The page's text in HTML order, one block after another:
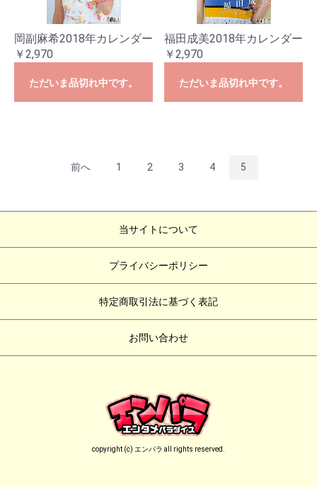
岡副麻希2018年カレンダー
￥2,970
ただいま品切れ中です。
福田成美2018年カレンダー
￥2,970
ただいま品切れ中です。
前へ 1 2 3 4 5
当サイトについて
プライバシーポリシー
特定商取引法に基づく表記
お問い合わせ
copyright (c) エンパラ all rights reserved.